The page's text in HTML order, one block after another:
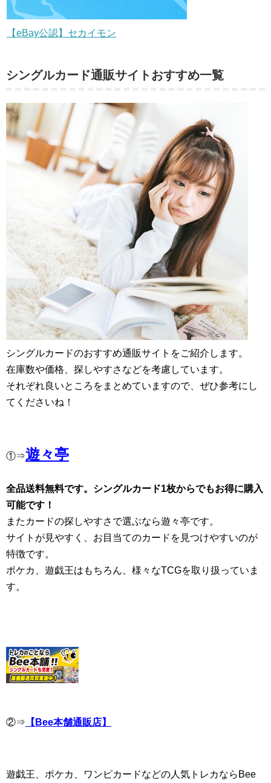
【eBay公認】セカイモン
シングルカード通販サイトおすすめ一覧
シングルカードのおすすめ通販サイトをご紹介します。
在庫数や価格、探しやすさなどを考慮しています。
それぞれ良いところをまとめていますので、ぜひ参考にし
てくださいね！
①⇒遊々亭
全品送料無料です。シングルカード1枚からでもお得に購入
可能です！
またカードの探しやすさで選ぶなら遊々亭です。
サイトが見やすく、お目当てのカードを見つけやすいのが
特徴です。
ポケカ、遊戯王はもちろん、様々なTCGを取り扱っていま
す。
②⇒ 【Bee本舗通販店】
遊戯王、ポケカ、ワンピカードなどの人気トレカならBee